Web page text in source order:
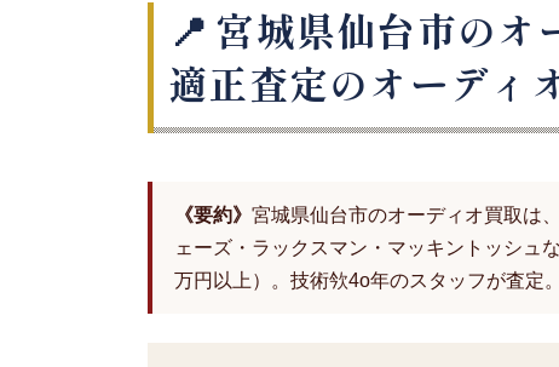
宮城県仙台市のオ
適正査定のオーディ
《要約》 宮城県仙台市のオーディオ買取は
ェーズ・ラックスマン・マッキントッシュ
万円以上）。技術欦4o年のスタッフが査定。